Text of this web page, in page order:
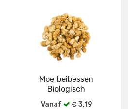
Moerbeibessen
Biologisch
Vanaf € 3,19